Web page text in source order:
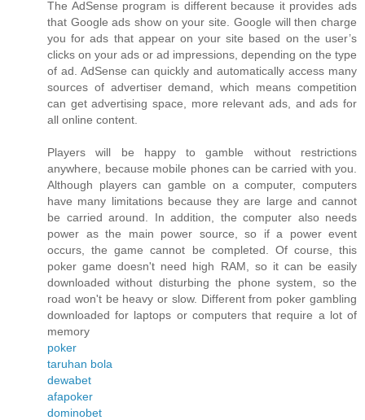
The AdSense program is different because it provides ads
that Google ads show on your site. Google will then charge
you for ads that appear on your site based on the user’s
clicks on your ads or ad impressions, depending on the type
of ad. AdSense can quickly and automatically access many
sources of advertiser demand, which means competition
can get advertising space, more relevant ads, and ads for
all online content.
Players will be happy to gamble without restrictions
anywhere, because mobile phones can be carried with you.
Although players can gamble on a computer, computers
have many limitations because they are large and cannot
be carried around. In addition, the computer also needs
power as the main power source, so if a power event
occurs, the game cannot be completed. Of course, this
poker game doesn't need high RAM, so it can be easily
downloaded without disturbing the phone system, so the
road won't be heavy or slow. Different from poker gambling
downloaded for laptops or computers that require a lot of
memory
poker
taruhan bola
dewabet
afapoker
dominobet